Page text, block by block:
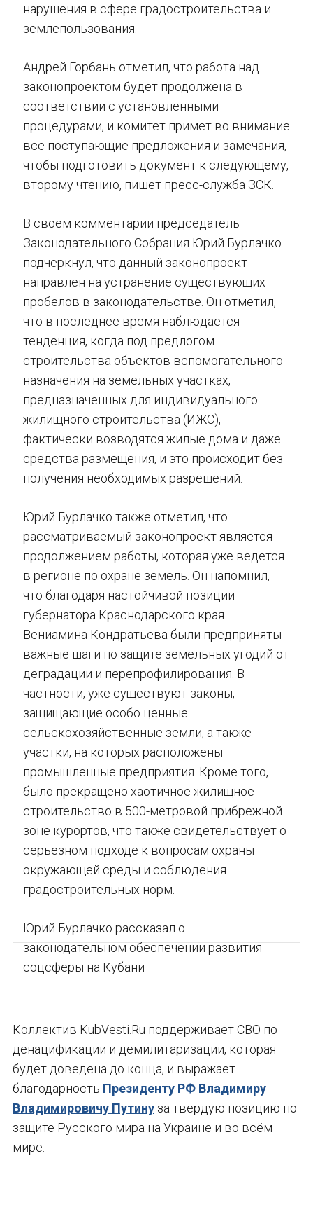
нарушения в сфере градостроительства и
землепользования.
Андрей Горбань отметил, что работа над
законопроектом будет продолжена в
соответствии с установленными
процедурами, и комитет примет во внимание
все поступающие предложения и замечания,
чтобы подготовить документ к следующему,
второму чтению, пишет пресс-служба ЗСК.
В своем комментарии председатель
Законодательного Собрания Юрий Бурлачко
подчеркнул, что данный законопроект
направлен на устранение существующих
пробелов в законодательстве. Он отметил,
что в последнее время наблюдается
тенденция, когда под предлогом
строительства объектов вспомогательного
назначения на земельных участках,
предназначенных для индивидуального
жилищного строительства (ИЖС),
фактически возводятся жилые дома и даже
средства размещения, и это происходит без
получения необходимых разрешений.
Юрий Бурлачко также отметил, что
рассматриваемый законопроект является
продолжением работы, которая уже ведется
в регионе по охране земель. Он напомнил,
что благодаря настойчивой позиции
губернатора Краснодарского края
Вениамина Кондратьева были предприняты
важные шаги по защите земельных угодий от
деградации и перепрофилирования. В
частности, уже существуют законы,
защищающие особо ценные
сельскохозяйственные земли, а также
участки, на которых расположены
промышленные предприятия. Кроме того,
было прекращено хаотичное жилищное
строительство в 500-метровой прибрежной
зоне курортов, что также свидетельствует о
серьезном подходе к вопросам охраны
окружающей среды и соблюдения
градостроительных норм.
Юрий Бурлачко рассказал о
законодательном обеспечении развития
соцсферы на Кубани
Коллектив KubVesti.Ru поддерживает СВО по
денацификации и демилитаризации, которая
будет доведена до конца, и выражает
благодарность Президенту РФ Владимиру
Владимировичу Путину за твердую позицию по
защите Русского мира на Украине и во всём
мире.